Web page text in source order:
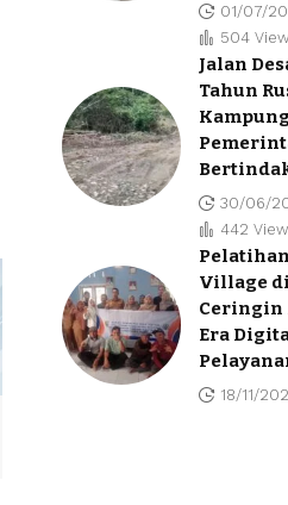
01/07/
504
Jalan
Tahun
30/06/
442
Village
Ceringin
Era
18/11/